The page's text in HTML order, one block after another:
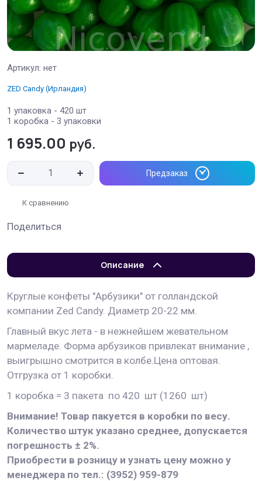
Артикул: нет
ZED Candy (Ирландия)
1 упаковка - 420 шт
1 коробка - 3 упаковки
1 695.00 руб.
Предзаказ
К сравнению
Поделиться
Описание
Круглые конфеты "Арбузики" от голландской
компании Zed Candy. Диаметр 20-22 мм.
Главный вкус лета - в нежнейшем жевательном
мармеладе. Форма арбузиков привлекат внимание ,
выигрышно смотрится в колбе.Цена оптовая.
Отгрузка от 1 коробки.
1 коробка = 3 пакета по 420 шт (1260 шт)
Внимание! Товар пакуется в коробки по весу.
Количество штук указано среднее, допускается
погрешность ± 2%.
Приобрести в розницу и узнать цену можно у
менеджера по тел.: (3952) 959-879